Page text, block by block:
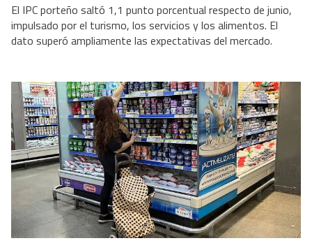
El IPC porteño saltó 1,1 punto porcentual respecto de junio,
impulsado por el turismo, los servicios y los alimentos. El
dato superó ampliamente las expectativas del mercado.